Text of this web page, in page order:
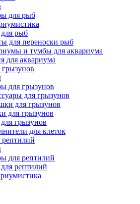
для рыб
рыб
для переноски рыб
и тумбы для аквариума
для аквариума
для грызунов
для грызунов
для грызунов
для грызунов
грызунов
для клеток
для рептилий
рептилий